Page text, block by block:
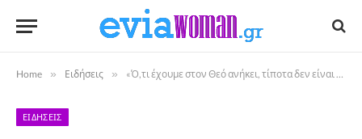
Home » Ειδήσεις » «Ό,τι έχουμε στον Θεό ανήκει, τίποτα δεν είναι έξω από το σχέδιο του Θεού” Ο λόγος του Νέου Μητροπολίτη Θεσσαλονίκης κατά την τελετή ενθρόνισής του
ΕΙΔΉΣΕΙΣ